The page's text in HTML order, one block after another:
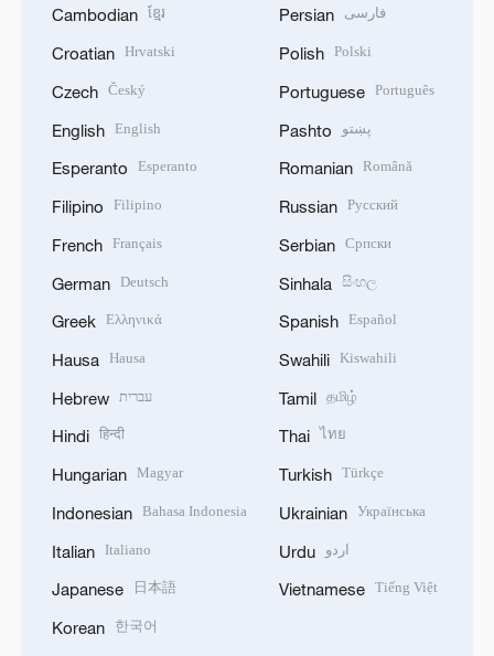
Cambodian ខ្មែរ
Croatian Hrvatski
Czech Český
English English
Esperanto Esperanto
Filipino Filipino
French Français
German Deutsch
Greek Ελληνικά
Hausa Hausa
Hebrew עברית
Hindi हिन्दी
Hungarian Magyar
Indonesian Bahasa Indonesia
Italian Italiano
Japanese 日本語
Korean 한국어
Persian فارسی
Polish Polski
Portuguese Português
Pashto پښتو
Romanian Română
Russian Русский
Serbian Српски
Sinhala සිංහල
Spanish Español
Swahili Kiswahili
Tamil தமிழ்
Thai ไทย
Turkish Türkçe
Ukrainian Українська
Urdu اردو
Vietnamese Tiếng Việt